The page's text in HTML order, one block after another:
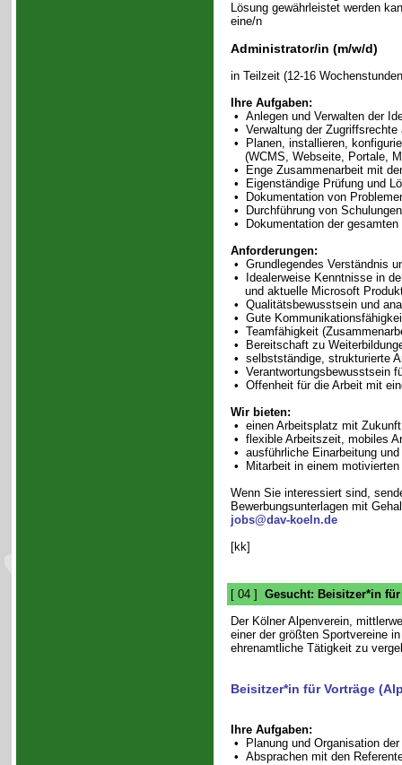
Lösung gewährleistet werden
eine/n
Administrator/in (m/w/d)
in Teilzeit (12-16
Ihre Aufgaben:
• Anlegen und Verwalten der
• Verwaltung der
• Planen, installieren,
(WCMS, Webseite, Portale,
• Enge Zusammenarbeit mit
• Eigenständige Prüfung und
• Dokumentation von
• Durchführung von
• Dokumentation der gesamten
Anforderungen:
• Grundlegendes Verständnis
• Idealerweise Kenntnisse in
und aktuelle Microsoft
• Qualitätsbewusstsein und
• Gute
• Teamfähigkeit
• Bereitschaft zu
• selbstständige, strukturierte
• Verantwortungsbewusstsein
• Offenheit für die Arbeit mit
Wir bieten:
• einen Arbeitsplatz mit
• flexible Arbeitszeit, mobiles
• ausführliche Einarbeitung und
• Mitarbeit in einem motivierten
Wenn Sie interessiert sind,
Bewerbungsunterlagen mit
jobs@dav-koeln.de
[kk]
[ 04 ] Gesucht: Beisitzer*in für
Der Kölner Alpenverein,
einer der größten Sportvereine
ehrenamtliche Tätigkeit zu
Beisitzer*in für Vorträge
Ihre Aufgaben:
• Planung und Organisation
• Absprachen mit den